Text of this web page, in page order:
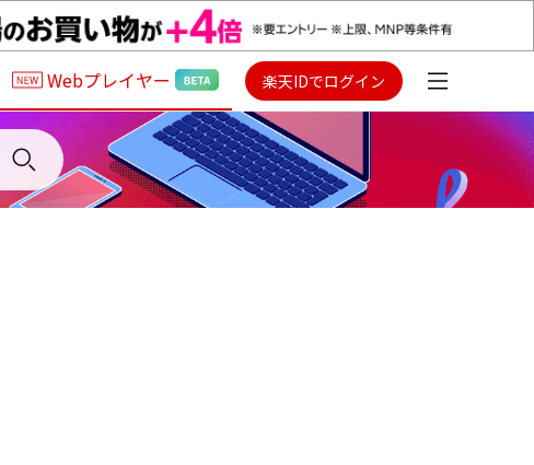
Webプレイヤー 楽天IDでログイン